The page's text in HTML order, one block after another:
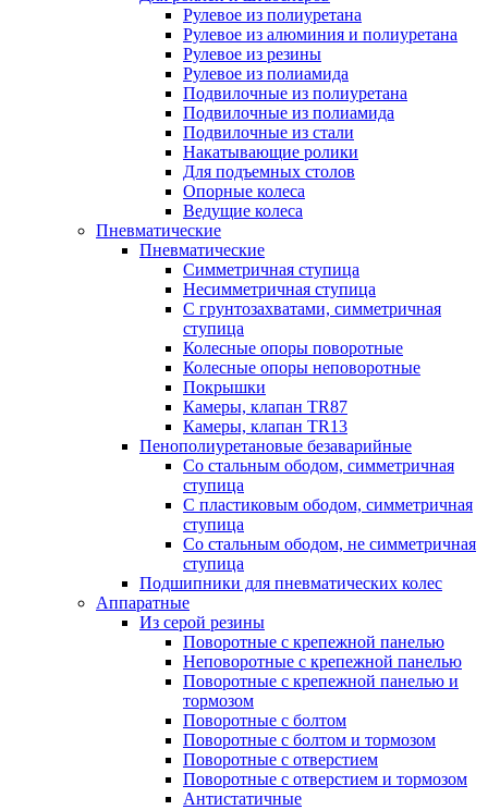
Рулевое из полиуретана
Рулевое из алюминия и полиуретана
Рулевое из резины
Рулевое из полиамида
Подвилочные из полиуретана
Подвилочные из полиамида
Подвилочные из стали
Накатывающие ролики
Для подъемных столов
Опорные колеса
Ведущие колеса
Пневматические
Пневматические
Симметричная ступица
Несимметричная ступица
С грунтозахватами, симметричная
ступица
Колесные опоры поворотные
Колесные опоры неповоротные
Покрышки
Камеры, клапан TR87
Камеры, клапан TR13
Пенополиуретановые безаварийные
Со стальным ободом, симметричная
ступица
С пластиковым ободом, симметричная
ступица
Со стальным ободом, не симметричная
ступица
Подшипники для пневматических колес
Аппаратные
Из серой резины
Поворотные с крепежной панелью
Неповоротные с крепежной панелью
Поворотные с крепежной панелью и
тормозом
Поворотные с болтом
Поворотные с болтом и тормозом
Поворотные с отверстием
Поворотные с отверстием и тормозом
Антистатичные